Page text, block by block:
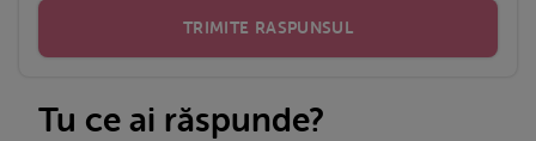
TRIMITE RASPUNSUL
Tu ce ai răspunde?